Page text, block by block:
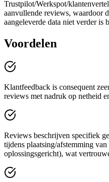
Trustpilot/Werkspot/
aanvullende reviews, waardoor
aangeleverde data niet verder is
Voordelen
Klantfeedback is consequent
reviews met nadruk op netheid
Reviews beschrijven specifiek
tijdens plaatsing/afstemming
oplossingsgericht), wat